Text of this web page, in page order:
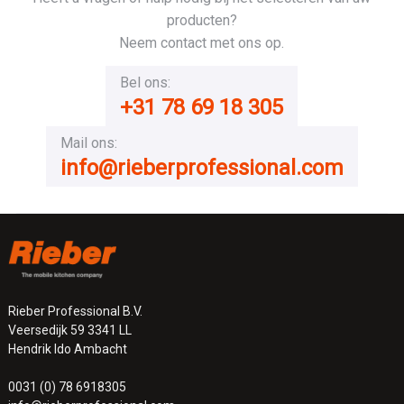
producten?
Neem contact met ons op.
Bel ons:
+31 78 69 18 305
Mail ons:
info@rieberprofessional.com
Rieber Professional B.V.
Veersedijk 59 3341 LL
Hendrik Ido Ambacht
0031 (0) 78 6918305